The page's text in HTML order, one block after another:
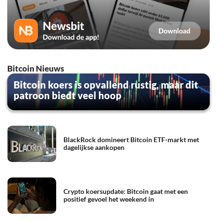
Bitcoin Nieuws
Bitcoin koers is opvallend rustig, maar dit
patroon biedt veel hoop
BlackRock domineert Bitcoin ETF-markt met
dagelijkse aankopen
Crypto koersupdate: Bitcoin gaat met een
positief gevoel het weekend in